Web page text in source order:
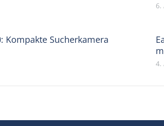
6.
Kompakte Sucherkamera
4.